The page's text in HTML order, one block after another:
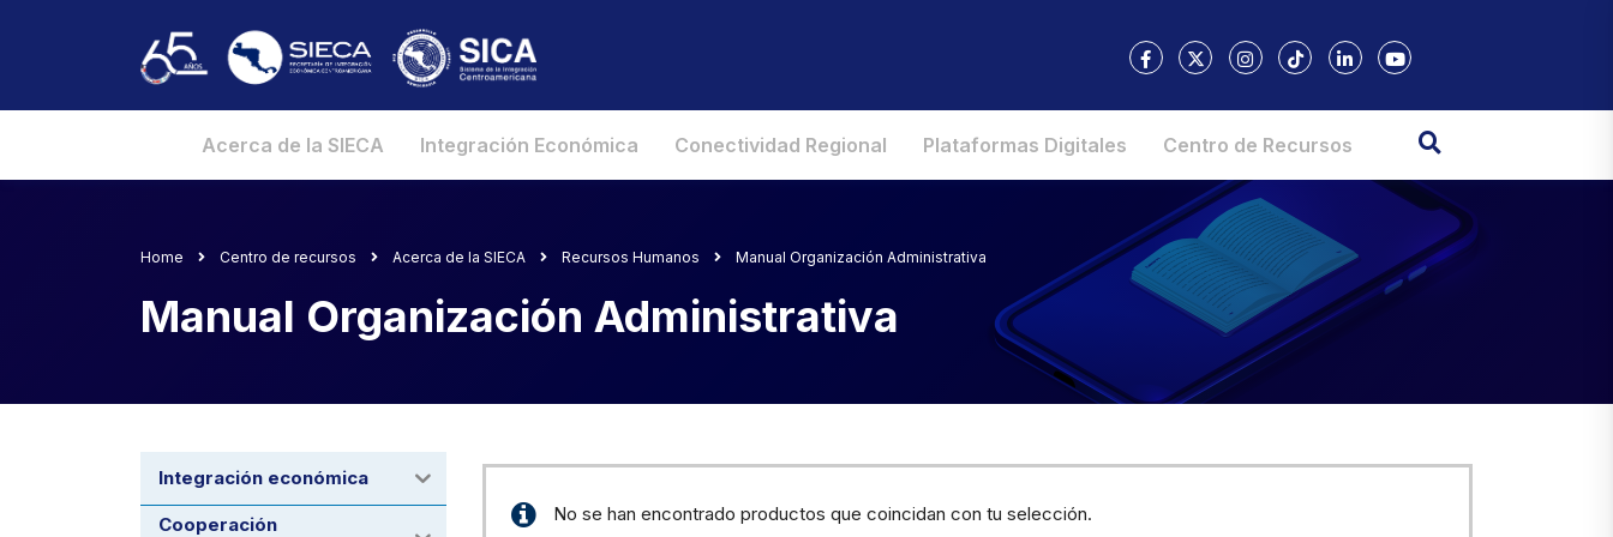
Acerca de la SIECA Integración Económica Conectividad Regional Plataformas Digitales Centro de Recursos
Home Centro de recursos Acerca de la SIECA Recursos Humanos Manual Organización Administrativa
Manual Organización Administrativa
No se han encontrado productos que coincidan con tu selección.
Integración económica
Cooperación